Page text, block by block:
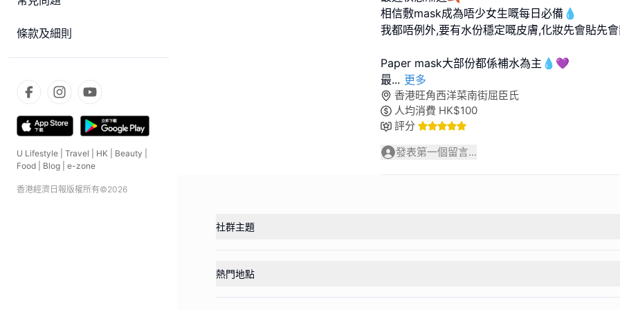
條款及細則
U Lifestyle Travel HK Beauty
Food
Blog e-zone
香港經濟日報版權所有©2026
相信敷mask成為唔少女生嘅每日必備💧
我都唔例外,要有水份穩定嘅皮膚,化妝先會貼先
Paper mask大部份都係補水為主💧💜
最... 更多
香港旺角西洋菜南街屈臣氏
人均消費 HK$100
評分
發表第一個留言...
社群主題
熱門地點